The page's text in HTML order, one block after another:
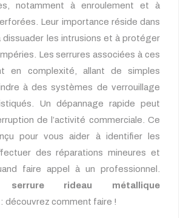
notamment à enroulement et à
Leur importance réside dans
dissuader les intrusions et à protéger
Les serrures associées à ces
en complexité, allant de simples
à des systèmes de verrouillage
Un dépannage rapide peut
de l’activité commerciale. Ce
pour vous aider à identifier les
des réparations mineures et
faire appel à un professionnel.
serrure rideau métallique
: découvrez comment faire !